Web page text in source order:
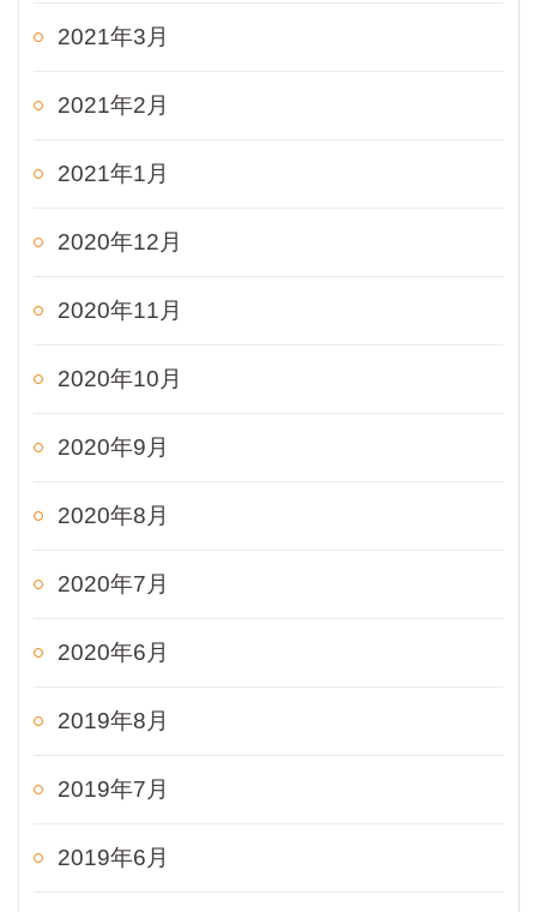
2021年3月
2021年2月
2021年1月
2020年12月
2020年11月
2020年10月
2020年9月
2020年8月
2020年7月
2020年6月
2019年8月
2019年7月
2019年6月